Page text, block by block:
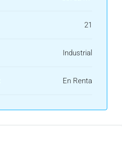
21
Industrial
En Renta